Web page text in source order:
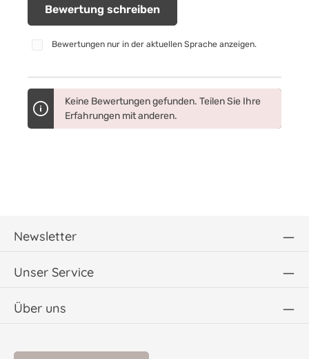
Bewertung schreiben
Bewertungen nur in der aktuellen Sprache anzeigen.
Keine Bewertungen gefunden. Teilen Sie Ihre
Erfahrungen mit anderen.
Newsletter
Unser Service
Über uns